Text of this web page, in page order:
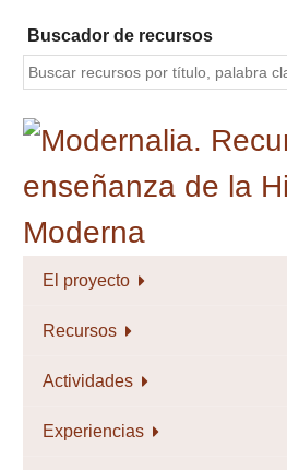
contenido
principal
Buscador de recursos
El proyecto
Recursos
Actividades
Experiencias